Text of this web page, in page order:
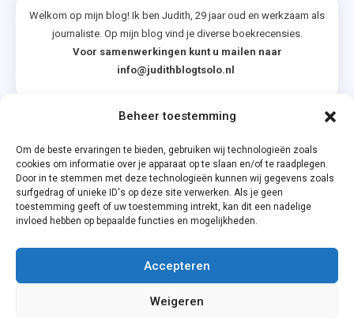
Beheer toestemming
Om de beste ervaringen te bieden, gebruiken wij technologieën zoals
cookies om informatie over je apparaat op te slaan en/of te raadplegen.
Door in te stemmen met deze technologieën kunnen wij gegevens zoals
surfgedrag of unieke ID's op deze site verwerken. Als je geen
toestemming geeft of uw toestemming intrekt, kan dit een nadelige
invloed hebben op bepaalde functies en mogelijkheden.
Accepteren
Weigeren
Welkom op mijn blog! Ik ben Judith, 29 jaar oud en werkzaam als
journaliste. Op mijn blog vind je diverse boekrecensies.
Voor samenwerkingen kunt u mailen naar
info@judithblogtsolo.nl
Privacyverklaring